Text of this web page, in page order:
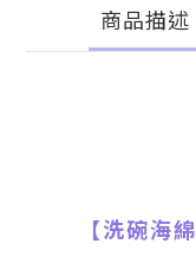
商品描述
【洗碗海綿